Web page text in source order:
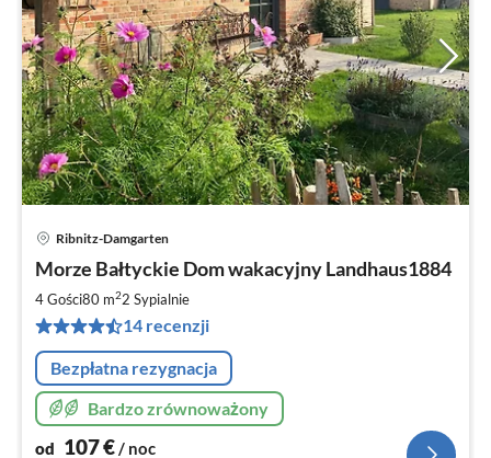
Ribnitz-Damgarten
Morze Bałtyckie Dom wakacyjny Landhaus1884
4 Gości80 m22 Sypialnie
14 recenzji
Bezpłatna rezygnacja
Bardzo zrównoważony
od 107€/ noc